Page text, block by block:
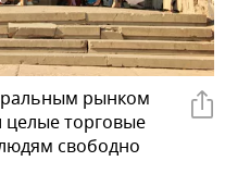
рынком
целые торговые
свободно